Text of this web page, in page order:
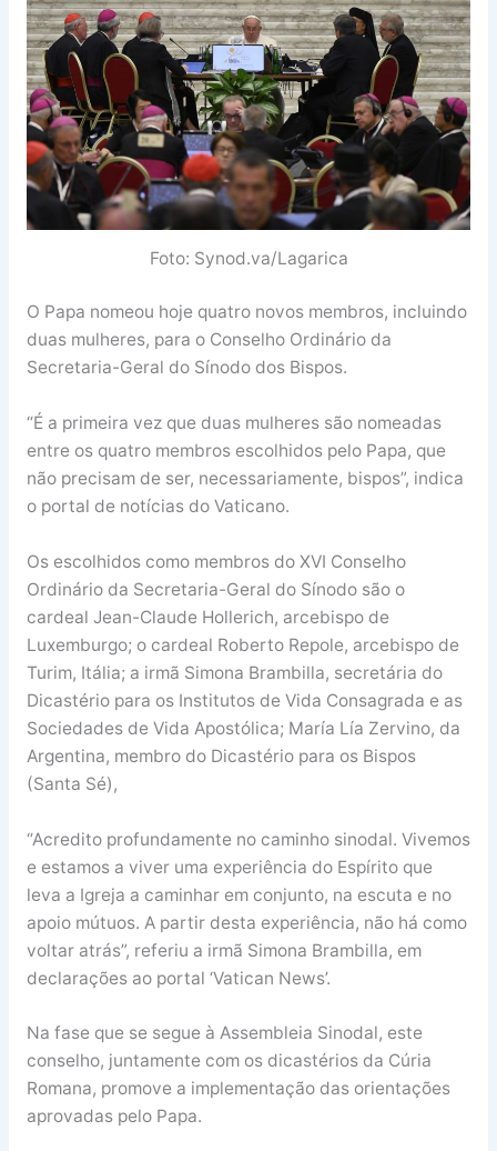
Foto: Synod.va/Lagarica
O Papa nomeou hoje quatro novos membros, incluindo
duas mulheres, para o Conselho Ordinário da
Secretaria-Geral do Sínodo dos Bispos.
“É a primeira vez que duas mulheres são nomeadas
entre os quatro membros escolhidos pelo Papa, que
não precisam de ser, necessariamente, bispos”, indica
o portal de notícias do Vaticano.
Os escolhidos como membros do XVI Conselho
Ordinário da Secretaria-Geral do Sínodo são o
cardeal Jean-Claude Hollerich, arcebispo de
Luxemburgo; o cardeal Roberto Repole, arcebispo de
Turim, Itália; a irmã Simona Brambilla, secretária do
Dicastério para os Institutos de Vida Consagrada e as
Sociedades de Vida Apostólica; María Lía Zervino, da
Argentina, membro do Dicastério para os Bispos
(Santa Sé),
“Acredito profundamente no caminho sinodal. Vivemos
e estamos a viver uma experiência do Espírito que
leva a Igreja a caminhar em conjunto, na escuta e no
apoio mútuos. A partir desta experiência, não há como
voltar atrás”, referiu a irmã Simona Brambilla, em
declarações ao portal ‘Vatican News’.
Na fase que se segue à Assembleia Sinodal, este
conselho, juntamente com os dicastérios da Cúria
Romana, promove a implementação das orientações
aprovadas pelo Papa.